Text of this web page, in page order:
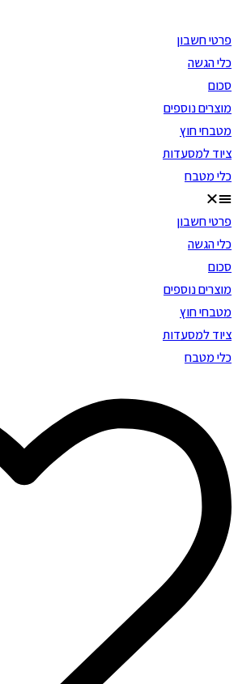
to
content
פרטי חשבון
כלי הגשה
סכום
מוצרים נוספים
מטבחי חוץ
ציוד למסעדות
כלי מטבח
פרטי חשבון
כלי הגשה
סכום
מוצרים נוספים
מטבחי חוץ
ציוד למסעדות
כלי מטבח